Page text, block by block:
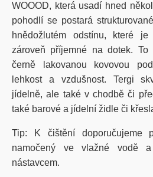
WOOOD, která usadí hned
pohodlí se postará
hnědožlutém odstínu, které
zároveň příjemné na dotek. To
černě lakovanou kovovou
lehkost a vzdušnost. Tergi
jídelně, ale také v chodbě či
také barové a jídelní židle či
Tip: K čištění doporučujeme
namočený ve vlažné vodě
nástavcem.